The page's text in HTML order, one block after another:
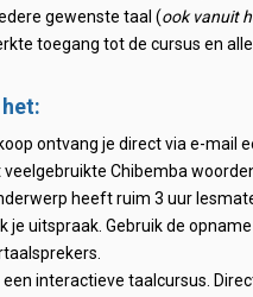
gewenste taal (ook vanuit
toegang tot de cursus en
ontvang je direct via e-mail
Chibemba
heeft ruim 3 uur
je uitspraak. Gebruik de
een interactieve taalcursus.